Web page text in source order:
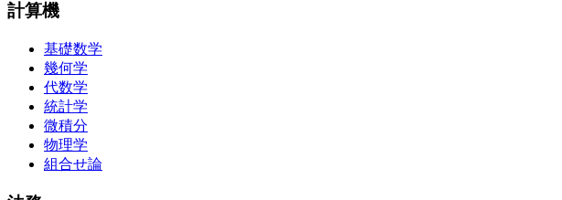
計算機
基礎数学
幾何学
代数学
統計学
微積分
物理学
組合せ論